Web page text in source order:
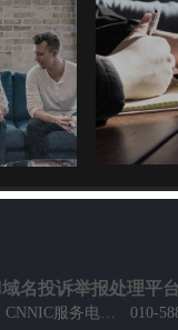
CNNIC服务电话： 010-
名投诉举报处理平台